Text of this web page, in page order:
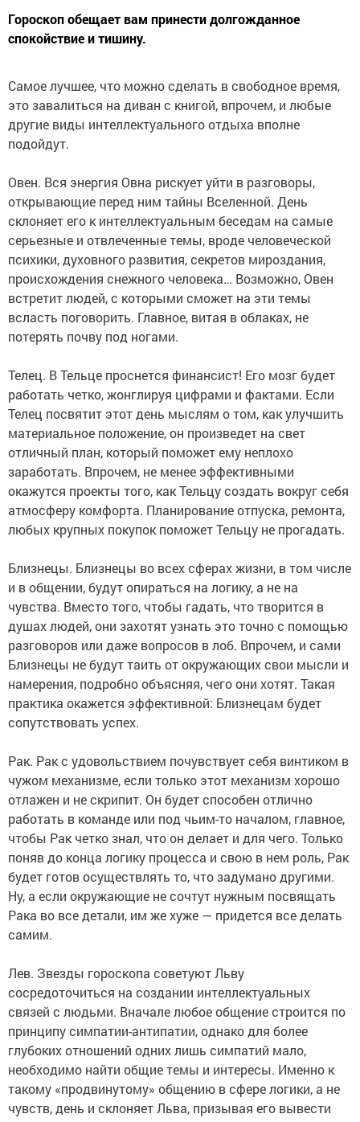
Гороскоп обещает вам принести долгожданное
спокойствие и тишину.
Самое лучшее, что можно сделать в свободное время,
это завалиться на диван с книгой, впрочем, и любые
другие виды интеллектуального отдыха вполне
подойдут.
Овен. Вся энергия Овна рискует уйти в разговоры,
открывающие перед ним тайны Вселенной. День
склоняет его к интеллектуальным беседам на самые
серьезные и отвлеченные темы, вроде человеческой
психики, духовного развития, секретов мироздания,
происхождения снежного человека… Возможно, Овен
встретит людей, с которыми сможет на эти темы
всласть поговорить. Главное, витая в облаках, не
потерять почву под ногами.
Телец. В Тельце проснется финансист! Его мозг будет
работать четко, жонглируя цифрами и фактами. Если
Телец посвятит этот день мыслям о том, как улучшить
материальное положение, он произведет на свет
отличный план, который поможет ему неплохо
заработать. Впрочем, не менее эффективными
окажутся проекты того, как Тельцу создать вокруг себя
атмосферу комфорта. Планирование отпуска, ремонта,
любых крупных покупок поможет Тельцу не прогадать.
Близнецы. Близнецы во всех сферах жизни, в том числе
и в общении, будут опираться на логику, а не на
чувства. Вместо того, чтобы гадать, что творится в
душах людей, они захотят узнать это точно с помощью
разговоров или даже вопросов в лоб. Впрочем, и сами
Близнецы не будут таить от окружающих свои мысли и
намерения, подробно объясняя, чего они хотят. Такая
практика окажется эффективной: Близнецам будет
сопутствовать успех.
Рак. Рак с удовольствием почувствует себя винтиком в
чужом механизме, если только этот механизм хорошо
отлажен и не скрипит. Он будет способен отлично
работать в команде или под чьим-то началом, главное,
чтобы Рак четко знал, что он делает и для чего. Только
поняв до конца логику процесса и свою в нем роль, Рак
будет готов осуществлять то, что задумано другими.
Ну, а если окружающие не сочтут нужным посвящать
Рака во все детали, им же хуже — придется все делать
самим.
Лев. Звезды гороскопа советуют Льву
сосредоточиться на создании интеллектуальных
связей с людьми. Вначале любое общение строится по
принципу симпатии-антипатии, однако для более
глубоких отношений одних лишь симпатий мало,
необходимо найти общие темы и интересы. Именно к
такому «продвинутому» общению в сфере логики, а не
чувств, день и склоняет Льва, призывая его вывести